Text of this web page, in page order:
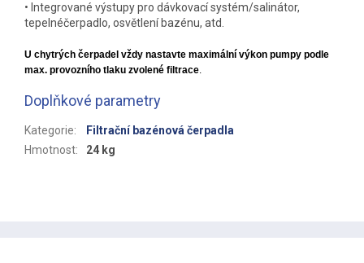
• Integrované výstupy pro dávkovací systém/salinátor,
tepelnéčerpadlo, osvětlení bazénu, atd.
U chytrých čerpadel vždy nastavte maximální výkon pumpy podle
max. provozního tlaku zvolené filtrace.
Doplňkové parametry
Kategorie:
Filtrační bazénová čerpadla
Hmotnost: 24 kg